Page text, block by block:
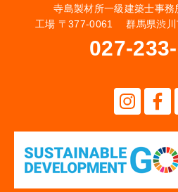
寺島製材所一級建築士事
工場 〒377-0061 群馬県渋川
027-